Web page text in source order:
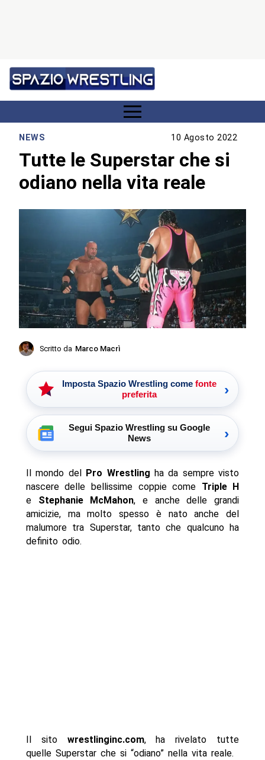
NEWS 10 Agosto 2022
Tutte le Superstar che si
odiano nella vita reale
Scritto da Marco Macrì
Imposta Spazio Wrestling come fonte
preferita
›
Segui Spazio Wrestling su Google
News
›
Il mondo del Pro Wrestling ha da sempre visto
nascere delle bellissime coppie come Triple H
e Stephanie McMahon, e anche delle grandi
amicizie, ma molto spesso è nato anche del
malumore tra Superstar, tanto che qualcuno ha
definito odio.
Il sitowrestlinginc.com, ha rivelato tutte
quelle Superstar che si “odiano” nella vita reale.